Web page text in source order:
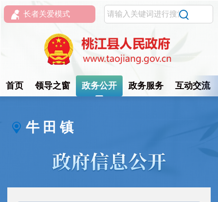
长者关爱模式
首页 领导之窗 政务公开 政务服务 互动交流
牛 田 镇